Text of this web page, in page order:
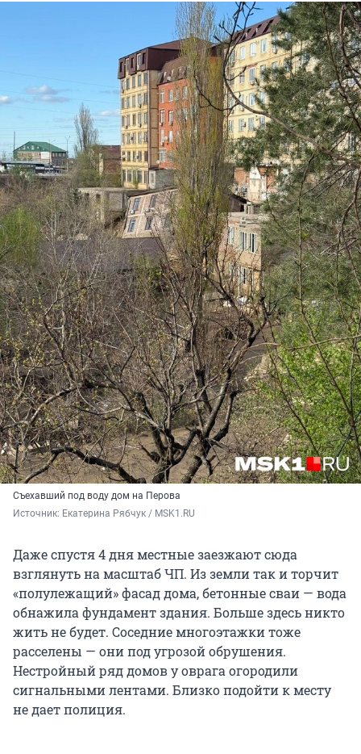
Съехавший под воду дом на Перова
Источник: Екатерина Рябчук / MSK1.RU
Даже спустя 4 дня местные заезжают сюда
взглянуть на масштаб ЧП. Из земли так и торчит
«полулежащий» фасад дома, бетонные сваи — вода
обнажила фундамент здания. Больше здесь никто
жить не будет. Соседние многоэтажки тоже
расселены — они под угрозой обрушения.
Нестройный ряд домов у оврага огородили
сигнальными лентами. Близко подойти к месту
не дает полиция.